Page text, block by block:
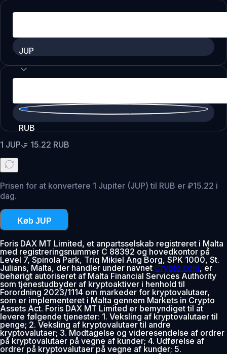
JUP
RUB
1 JUP= 15.22 RUB
Prisen for at konvertere 1 Jupiter (JUP) til RUB er ₽15.22 i
dag.
Køb JUP
Foris DAX MT Limited, et anpartsselskab registreret i Malta
med registreringsnummer C 88392 og hovedkontor på
Level 7, Spinola Park, Triq Mikiel Ang Borg, SPK 1000, St.
Julians, Malta, der handler under navnet Crypto.com, er
behørigt autoriseret af Malta Financial Services Authority
som tjenestudbyder af kryptoaktiver i henhold til
Forordning 2023/1114 om markeder for kryptovalutaer,
som er implementeret i Malta gennem Markets in Crypto
Assets Act. Foris DAX MT Limited er bemyndiget til at
levere følgende tjenester: 1. Veksling af kryptovalutaer til
penge; 2. Veksling af kryptovalutaer til andre
kryptovalutaer; 3. Modtagelse og videresendelse af ordrer
på kryptovalutaer på vegne af kunder; 4. Udførelse af
ordrer på kryptovalutaer på vegne af kunder; 5.